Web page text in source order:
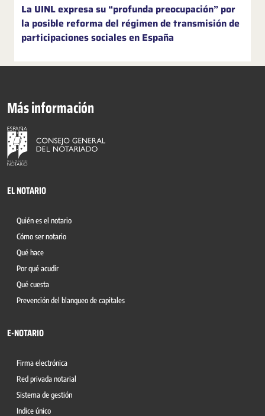
La UINL expresa su “profunda preocupación” por
la posible reforma del régimen de transmisión de
participaciones sociales en España
Más información
EL NOTARIO
Quién es el notario
Cómo ser notario
Qué hace
Por qué acudir
Qué cuesta
Prevención del blanqueo de capitales
E-NOTARIO
Firma electrónica
Red privada notarial
Sistema de gestión
Indice único